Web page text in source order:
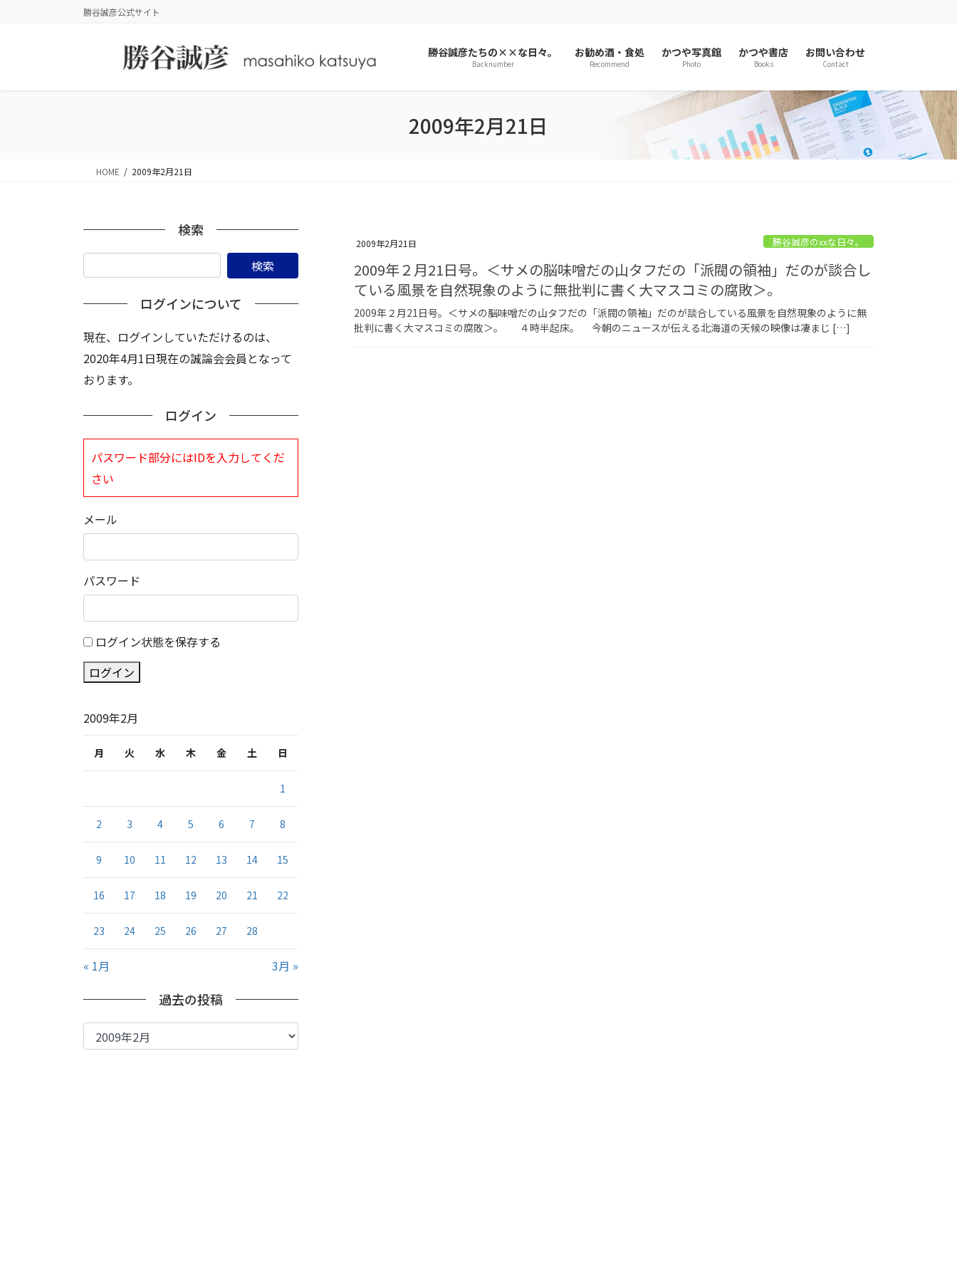
勝谷誠彦公式サイト
勝谷誠彦たちの××な日々。
Backnumber
お勧め酒・食処
Recommend
かつや写真館
Photo
かつや書店
Books
お問い合わせ
Contact
2009年2月21日
HOME 2009年2月21日
2009年2月21日 勝谷誠彦のxxな日々。
2009年２月21日号。＜サメの脳味噌だの山タフだの「派閥の領袖」だのが談合し
ている風景を自然現象のように無批判に書く大マスコミの腐敗＞。
2009年２月21日号。＜サメの脳味噌だの山タフだの「派閥の領袖」だのが談合している風景を自然現象のように無
批判に書く大マスコミの腐敗＞。 ４時半起床。 今朝のニュースが伝える北海道の天候の映像は凄まじ […]
検索
ログインについて
現在、ログインしていただけるのは、
2020年4月1日現在の誠論会会員となって
おります。
ログイン
パスワード部分にはIDを入力してくだ
さい
メール
パスワード
ログイン状態を保存する
ログイン
2009年2月
月 火 水 木 金 土 日
1
2 3 4 5 6 7 8
9 10 11 12 13 14 15
16 17 18 19 20 21 22
23 24 25 26 27 28
« 1月 3月 »
過去の投稿
過
去